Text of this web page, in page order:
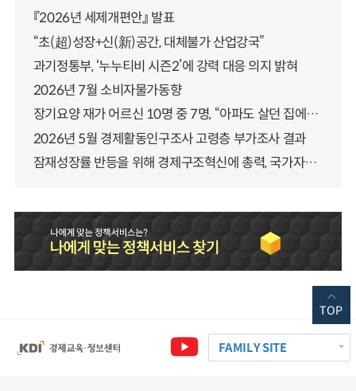
『2026년 세제개편안』 발표
“초(超)성장+신(新)공간, 대체불가 산업강국”
과기정통부, ‘누누티비 시즌2’에 강력 대응 의지 밝혀
2026년 7월 소비자물가동향
장기요양 재가 어르신 10명 중 7명, “아파도 살던 집에서 살겠다” 「2025년 장기요양실태조사」 결과 발표
2026년 5월 경제활동인구조사 고령층 부가조사 결과
잠재성장률 반등을 위해 경제구조혁신에 총력, 국가자산 관리체계 대전환
FAMILY SITE
TOP